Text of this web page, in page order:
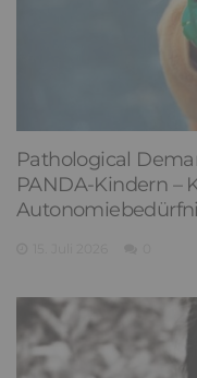
Pathological
PANDA-Kindern –